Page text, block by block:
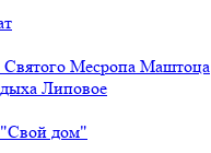
Святого Месропа Маштоца
Липовое
"Свой дом"